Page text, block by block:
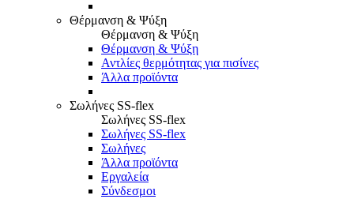
Θέρμανση & Ψύξη
Θέρμανση & Ψύξη
Θέρμανση & Ψύξη
Αντλίες θερμότητας για πισίνες
Άλλα προϊόντα
Σωλήνες SS-flex
Σωλήνες SS-flex
Σωλήνες SS-flex
Σωλήνες
Άλλα προϊόντα
Εργαλεία
Σύνδεσμοι